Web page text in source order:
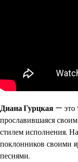
Диана Гурцкая — это
прославившаяся
стилем исполнения.
поклонников своими
песнями.